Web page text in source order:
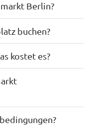
Berlin?
buchen?
kostet es?